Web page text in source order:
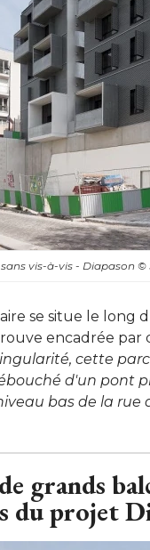
vis-à-vis - Diapason©
se situe le long
encadrée par
cette
d'un pont
bas de la rue
grands
du projet